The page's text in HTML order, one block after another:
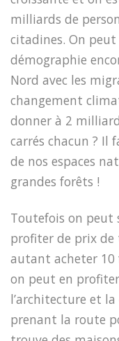
milliards de
citadines. On peut
démographie
Nord avec les
changement
donner à 2
carrés chacun ? Il
de nos espaces
grandes forêts !
Toutefois on peut
profiter de prix
autant acheter 10
on peut en
l’architecture et
prenant la route